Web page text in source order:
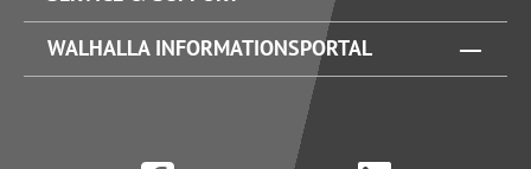
WALHALLA INFORMATIONSPORTAL